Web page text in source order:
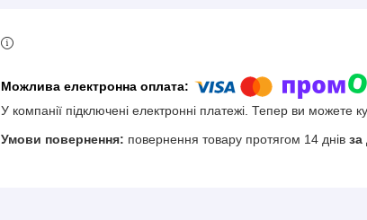
У компанії підключені електронні платежі. Тепер ви можете
повернення товару протягом 14 днів за